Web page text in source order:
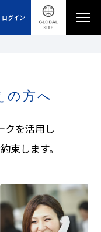
ログイン
の方へ
クを活用し
束します。